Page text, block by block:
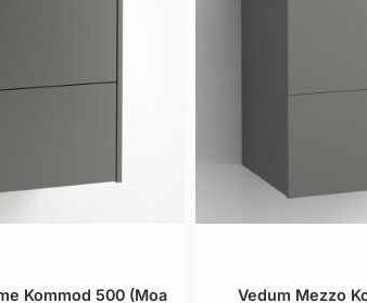
Kommod 500 (Moa Vedum Mezzo